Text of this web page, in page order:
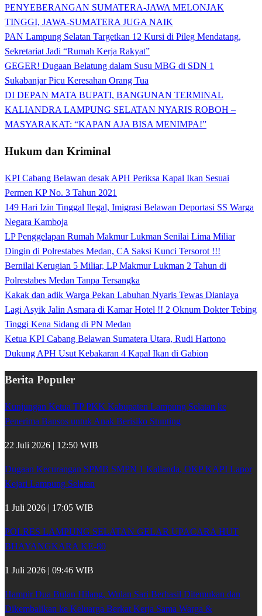
PENYEBERANGAN SUMATERA-JAWA MELONJAK
TINGGI, JAWA-SUMATERA JUGA NAIK
PAN Lampung Selatan Targetkan 12 Kursi di Pileg Mendatang,
Sekretariat Jadi “Rumah Kerja Rakyat”
GEGER! Dugaan Belatung dalam Susu MBG di SDN 1
Sukabanjar Picu Keresahan Orang Tua
DI DEPAN MATA BUPATI, BANGUNAN TERMINAL
KALIANDRA LAMPUNG SELATAN NYARIS ROBOH –
MASYARAKAT: “KAPAN AJA BISA MENIMPA!”
Hukum dan Kriminal
KPI Cabang Belawan desak APH Periksa Kapal Ikan Sesuai
Permen KP No. 3 Tahun 2021
149 Hari Izin Tinggal Ilegal, Imigrasi Belawan Deportasi SS Warga
Negara Kamboja
LP Penggelapan Rumah Makmur Lukman Senilai Lima Miliar
Dingin di Polrestabes Medan, CA Saksi Kunci Tersorot !!!
Bernilai Kerugian 5 Miliar, LP Makmur Lukman 2 Tahun di
Polrestabes Medan Tanpa Tersangka
Kakak dan adik Warga Pekan Labuhan Nyaris Tewas Dianiaya
Lagi Asyik Jalin Asmara di Kamar Hotel !! 2 Oknum Dokter Tebing
Tinggi Kena Sidang di PN Medan
Ketua KPI Cabang Belawan Sumatera Utara, Rudi Hartono
Dukung APH Usut Kebakaran 4 Kapal Ikan di Gabion
Berita Populer
Kunjungan Ketua TP PKK Kabupaten Lampung Selatan ke
Penerima Bansos untuk Anak Berisiko Stunting
22 Juli 2026 | 12:50 WIB
Dugaan Kecurangan SPMB SMPN 1 Kalianda, OKP KAPI Lapor
Kejari Lampung Selatan
1 Juli 2026 | 17:05 WIB
POLRES LAMPUNG SELATAN GELAR UPACARA HUT
BHAYANGKARA KE-80
1 Juli 2026 | 09:46 WIB
Hampir Dua Bulan Hilang, Wulan Sari Berhasil Ditemukan dan
Dikembalikan ke Keluarga Berkat Kerja Sama Warga &